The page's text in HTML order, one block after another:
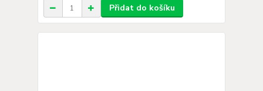
Přidat do košíku